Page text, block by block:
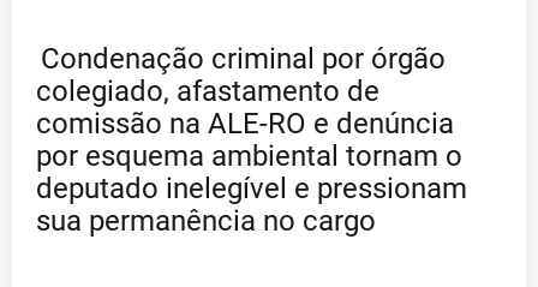
Condenação criminal por órgão
colegiado, afastamento de
comissão na ALE-RO e denúncia
por esquema ambiental tornam o
deputado inelegível e pressionam
sua permanência no cargo